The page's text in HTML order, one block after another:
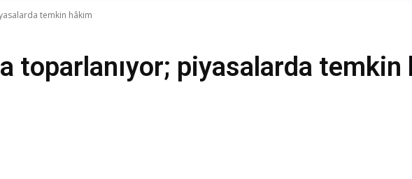
temkin hâkim
toparlanıyor; piyasalarda temkin